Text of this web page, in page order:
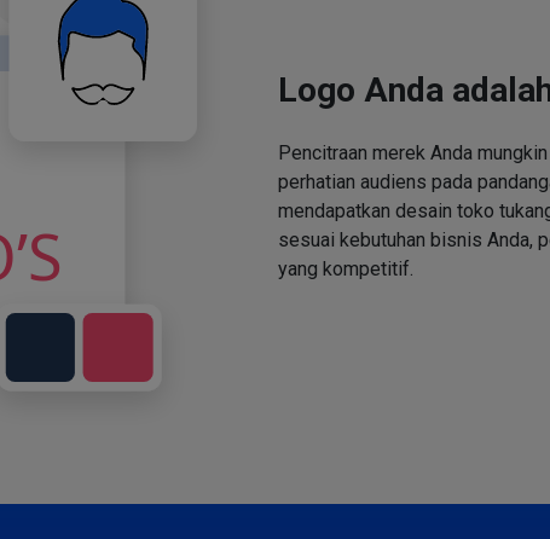
Logo Anda
Pencitraan merek Anda
perhatian audiens pada
mendapatkan desain toko
sesuai kebutuhan bisnis Anda,
yang kompetitif.